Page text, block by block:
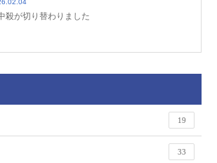
殺が切り替わりました
19
33